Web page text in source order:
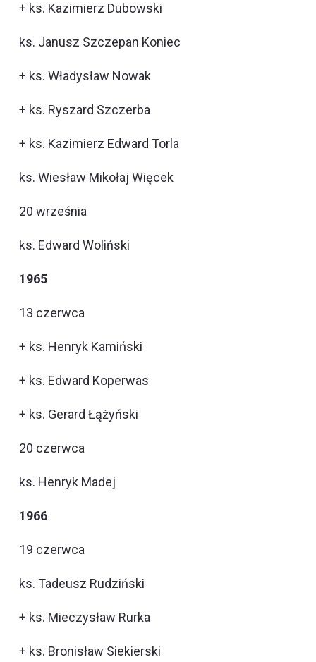
+ ks. Kazimierz Dubowski
ks. Janusz Szczepan Koniec
+ ks. Władysław Nowak
+ ks. Ryszard Szczerba
+ ks. Kazimierz Edward Torla
ks. Wiesław Mikołaj Więcek
20 września
ks. Edward Woliński
1965
13 czerwca
+ ks. Henryk Kamiński
+ ks. Edward Koperwas
+ ks. Gerard Łążyński
20 czerwca
ks. Henryk Madej
1966
19 czerwca
ks. Tadeusz Rudziński
+ ks. Mieczysław Rurka
+ ks. Bronisław Siekierski